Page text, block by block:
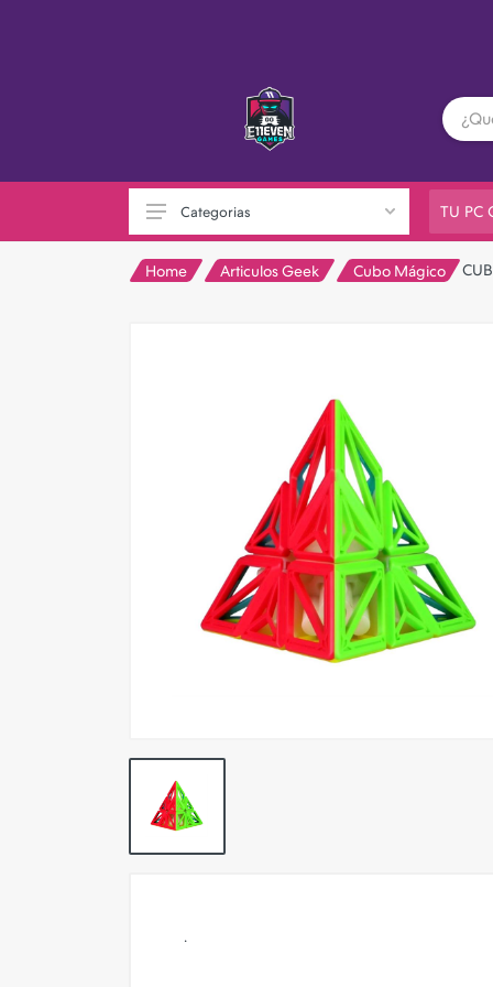
SEMINUEVOS
Componentes PC
Notebooks
Perifericos PC
2X1 DIGITALES PS4/PS5
Categorias TU PC
Home Articulos Geek Cubo Mágico
.